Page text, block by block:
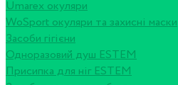
Umarex окуляри
WoSport окуляри та захисні маски
Засоби гігієни
Одноразовий душ ESTEM
Присипка для ніг ESTEM